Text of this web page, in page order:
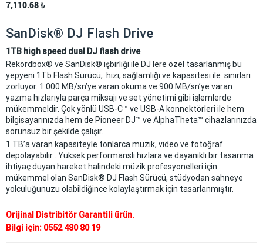
7,110.68₺
SanDisk® DJ Flash Drive
1TB high speed dual DJ flash drive
Rekordbox® ve SanDisk® işbirliği ile DJ lere özel tasarlanmış bu
yepyeni 1Tb Flash Sürücü, hızı, sağlamlığı ve kapasitesi ile sınırları
zorluyor. 1.000 MB/sn’ye varan okuma ve 900 MB/sn’ye varan
yazma hızlarıyla parça miksajı ve set yönetimi gibi işlemlerde
mükemmeldir. Çok yönlü USB-C™ ve USB-A konnektörleri ile hem
bilgisayarınızda hem de Pioneer DJ™ ve AlphaTheta™ cihazlarınızda
sorunsuz bir şekilde çalışır.
1 TB’a varan kapasiteyle tonlarca müzik, video ve fotoğraf
depolayabilir . Yüksek performanslı hızlara ve dayanıklı bir tasarıma
ihtiyaç duyan hareket halindeki müzik profesyonelleri için
mükemmel olan SanDisk® DJ Flash Sürücü, stüdyodan sahneye
yolculuğunuzu olabildiğince kolaylaştırmak için tasarlanmıştır.
Orijinal Distribitör Garantili ürün.
Bilgi için: 0552 480 80 19